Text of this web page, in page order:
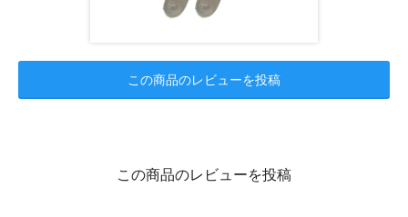
この商品のレビューを投稿
この商品のレビューを投稿